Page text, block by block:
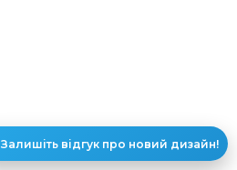
Залишіть відгук про новий дизайн!